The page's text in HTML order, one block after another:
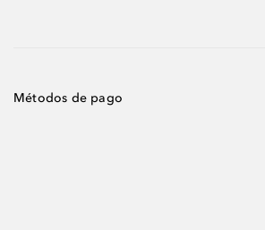
Métodos de pago